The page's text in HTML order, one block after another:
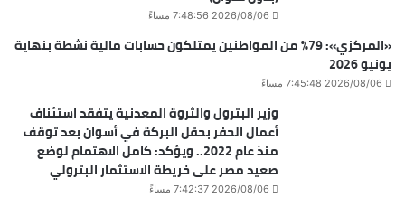
2026/08/06 7:48:56 مساءً
«المركزي»: 79% من المواطنين يمتلكون حسابات مالية نشطة بنهاية
يونيو 2026
2026/08/06 7:45:48 مساءً
وزير البترول والثروة المعدنية يتفقد استئناف
أعمال الحفر بحقل البركة في أسوان بعد توقف
منذ عام 2022.. ويؤكد: كامل الاهتمام لوضع
صعيد مصر على خريطة الاستثمار البترولي
2026/08/06 7:42:37 مساءً